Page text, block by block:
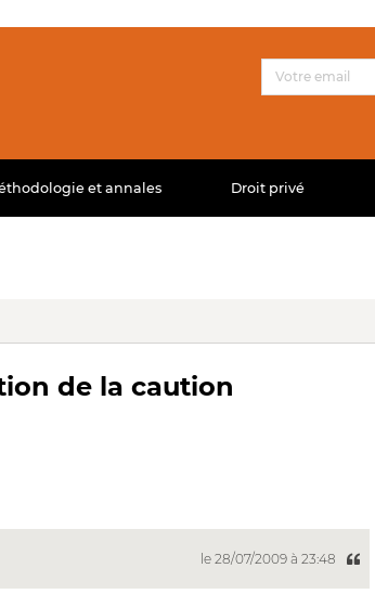
et annales Droit privé
de la caution
le 28/07/2009 à 23:48